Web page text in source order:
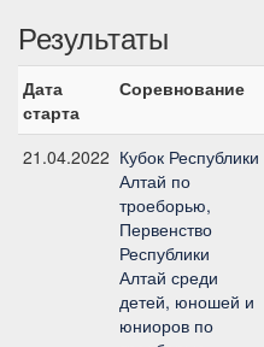
Результаты
Дата
старта
Соревнование
21.04.2022 Кубок Республики
Алтай по
троеборью,
Первенство
Республики
Алтай среди
детей, юношей и
юниоров по